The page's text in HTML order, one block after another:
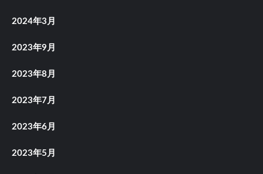
2024年3月
2023年9月
2023年8月
2023年7月
2023年6月
2023年5月